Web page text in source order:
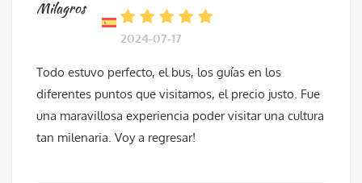
Milagros
2024-07-17
Todo estuvo perfecto, el bus, los guías en los
diferentes puntos que visitamos, el precio justo. Fue
una maravillosa experiencia poder visitar una cultura
tan milenaria. Voy a regresar!